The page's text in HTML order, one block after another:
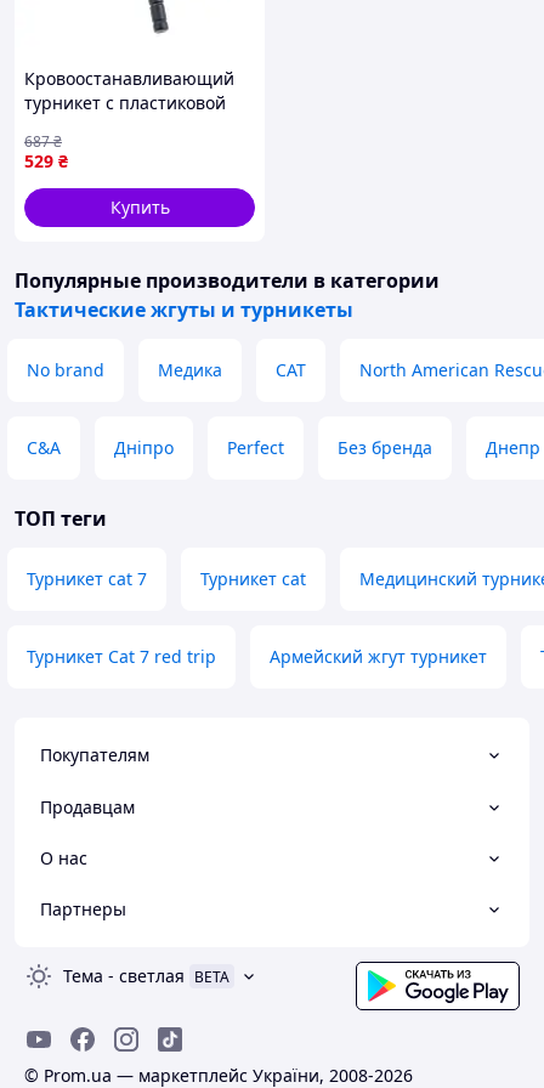
Кровоостанавливающий
турникет с пластиковой
38х95 см CAT
CombatApplicationTourniquet
Денвер Кровоспинний
529 ₴
687₴
Купить
Популярные производители в категории
Тактические жгуты и турникеты
No brand Медика CAT North American
C&A Дніпро Perfect Без бренда Днепр
ТОП теги
Турникет cat 7 Турникет cat Медицинский
Турникет Cat 7 red trip Армейский жгут турникет
Покупателям
Продавцам
О нас
Партнеры
Тема - светлая BETA
© Prom.ua — маркетплейс України, 2008-2026